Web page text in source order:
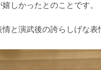
しかったとのことです。
と演武後の誇らしげな